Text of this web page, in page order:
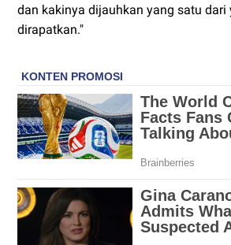
dan kakinya dijauhkan yang satu dari
dirapatkan."